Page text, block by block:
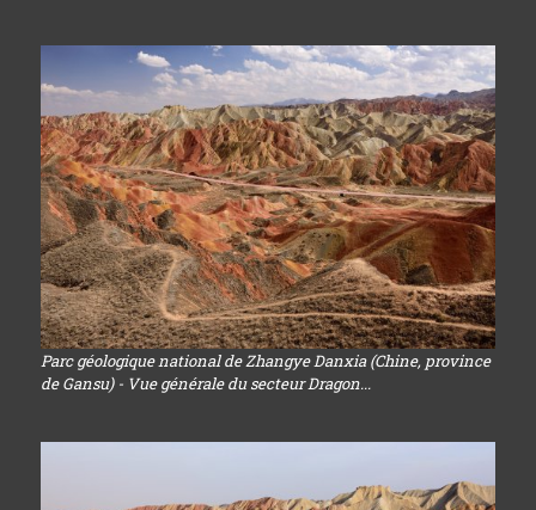
Parc géologique national de Zhangye Danxia (Chine, province
de Gansu) - Vue générale du secteur Dragon...